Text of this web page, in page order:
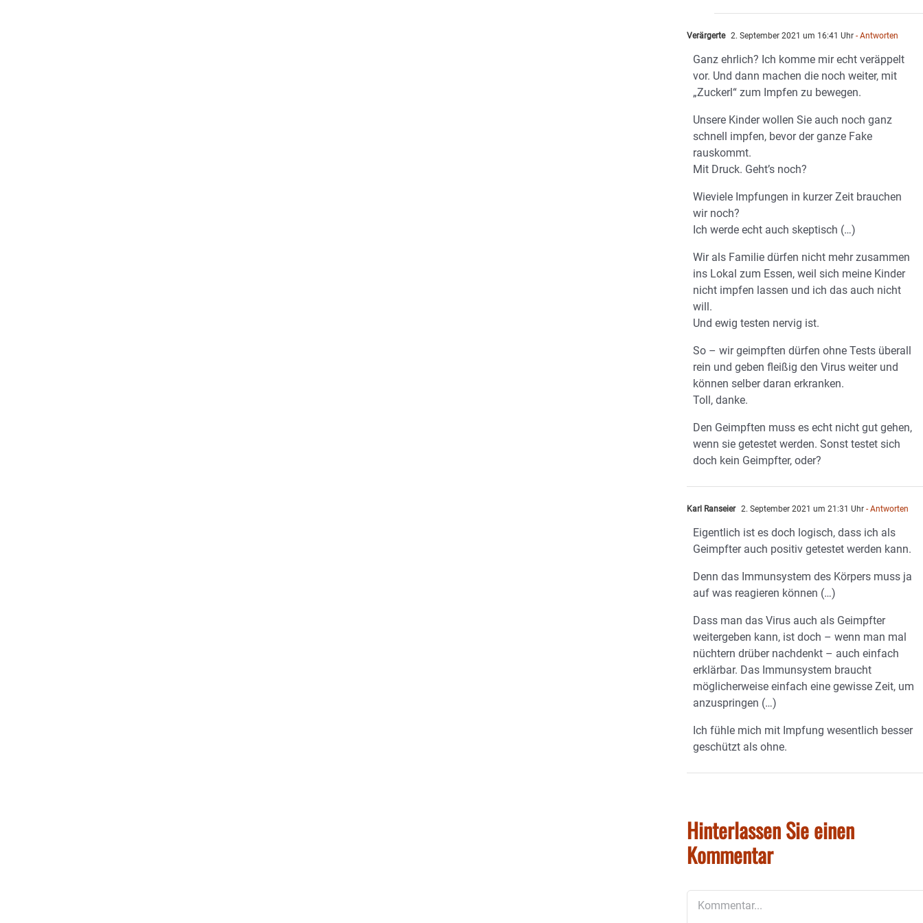
Verärgerte 2. September 2021 um 16:41 Uhr - Antworten
Ganz ehrlich? Ich komme mir echt veräppelt
vor. Und dann machen die noch weiter, mit
„Zuckerl“ zum Impfen zu bewegen.
Unsere Kinder wollen Sie auch noch ganz
schnell impfen, bevor der ganze Fake
rauskommt.
Mit Druck. Geht’s noch?
Wieviele Impfungen in kurzer Zeit brauchen
wir noch?
Ich werde echt auch skeptisch (…)
Wir als Familie dürfen nicht mehr zusammen
ins Lokal zum Essen, weil sich meine Kinder
nicht impfen lassen und ich das auch nicht
will.
Und ewig testen nervig ist.
So – wir geimpften dürfen ohne Tests überall
rein und geben fleißig den Virus weiter und
können selber daran erkranken.
Toll, danke.
Den Geimpften muss es echt nicht gut gehen,
wenn sie getestet werden. Sonst testet sich
doch kein Geimpfter, oder?
Karl Ranseier 2. September 2021 um 21:31 Uhr - Antworten
Eigentlich ist es doch logisch, dass ich als
Geimpfter auch positiv getestet werden kann.
Denn das Immunsystem des Körpers muss ja
auf was reagieren können (…)
Dass man das Virus auch als Geimpfter
weitergeben kann, ist doch – wenn man mal
nüchtern drüber nachdenkt – auch einfach
erklärbar. Das Immunsystem braucht
möglicherweise einfach eine gewisse Zeit, um
anzuspringen (…)
Ich fühle mich mit Impfung wesentlich besser
geschützt als ohne.
Hinterlassen Sie einen
Kommentar